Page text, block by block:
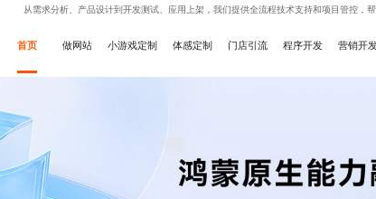
从需求分析、产品设计到开发测试、应用上架，我们提供全流程技术支持和项目管控，
首页 做网站 小游戏定制 体感定制 门店引流 程序开发 营销开